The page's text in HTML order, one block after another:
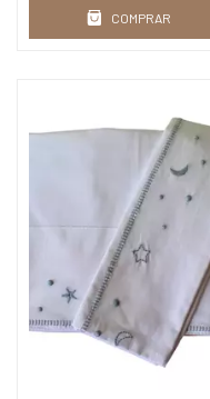
COMPRAR